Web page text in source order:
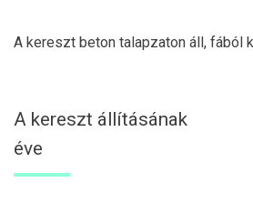
A kereszt beton talapzaton áll, fából
A kereszt állításának
éve